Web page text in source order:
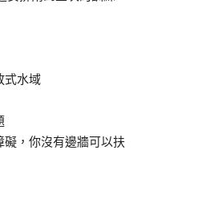
式水域
礙，你沒有邊牆可以扶